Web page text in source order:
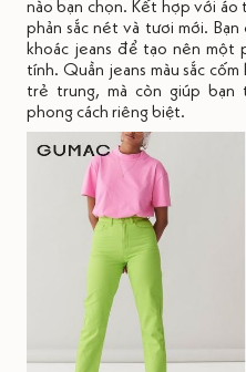
nào bạn chọn. Kết hợp với
phản sắc nét và tươi mới.
khoác jeans để tạo nên một
tính. Quần jeans màu sắc cốm
trẻ trung, mà còn giúp bạn
phong cách riêng biệt.